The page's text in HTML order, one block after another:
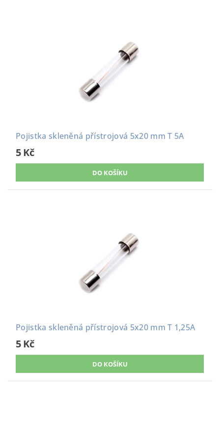
Pojistka skleněná přístrojová 5x20 mm T 5A
5 Kč
Pojistka skleněná přístrojová 5x20 mm T 1,25A
5 Kč